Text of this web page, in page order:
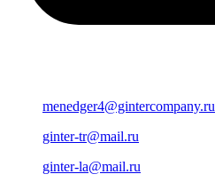
menedger4@gintercompany.ru
ginter-tr@mail.ru
ginter-la@mail.ru